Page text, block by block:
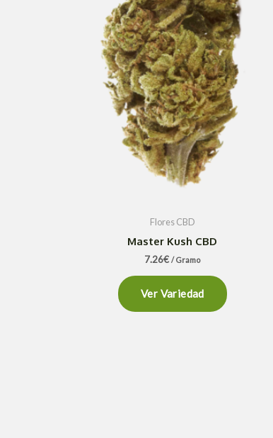
Flores CBD
Master Kush CBD
7.26€ / Gramo
Ver Variedad